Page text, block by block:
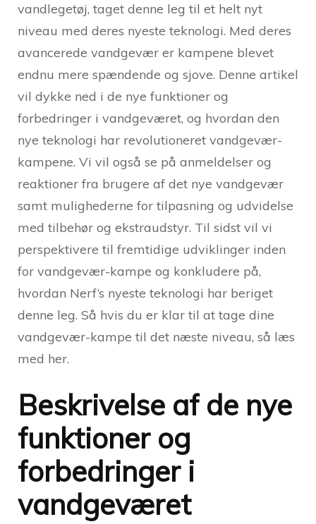
vandlegetøj, taget denne leg til et helt nyt
niveau med deres nyeste teknologi. Med deres
avancerede vandgevær er kampene blevet
endnu mere spændende og sjove. Denne artikel
vil dykke ned i de nye funktioner og
forbedringer i vandgeværet, og hvordan den
nye teknologi har revolutioneret vandgevær-
kampene. Vi vil også se på anmeldelser og
reaktioner fra brugere af det nye vandgevær
samt mulighederne for tilpasning og udvidelse
med tilbehør og ekstraudstyr. Til sidst vil vi
perspektivere til fremtidige udviklinger inden
for vandgevær-kampe og konkludere på,
hvordan Nerf’s nyeste teknologi har beriget
denne leg. Så hvis du er klar til at tage dine
vandgevær-kampe til det næste niveau, så læs
med her.
Beskrivelse af de nye
funktioner og
forbedringer i
vandgeværet